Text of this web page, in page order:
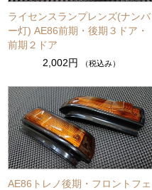
ライセンスランプレンズ(ナンバ
ー灯) AE86前期・後期３ドア・
前期２ドア
2,002円
（税込み）
AE86トレノ後期・フロントフェ